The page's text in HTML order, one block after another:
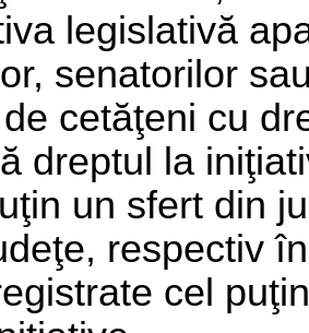
legislativă
senatorilor
cetăţeni cu
dreptul la
un sfert din
respectiv
cel